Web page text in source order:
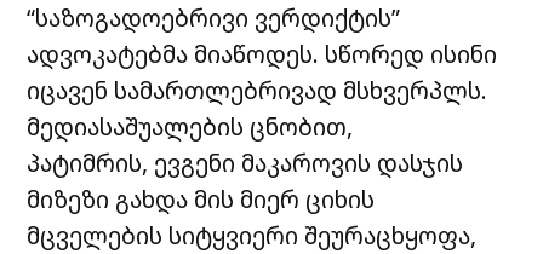
“საზოგადოებრივი ვერდიქტის”
ადვოკატებმა მიაწოდეს. სწორედ ისინი
იცავენ სამართლებრივად მსხვერპლს.
მედიასაშუალების ცნობით,
პატიმრის, ევგენი მაკაროვის დასჯის
მიზეზი გახდა მის მიერ ციხის
მცველების სიტყვიერი შეურაცხყოფა,